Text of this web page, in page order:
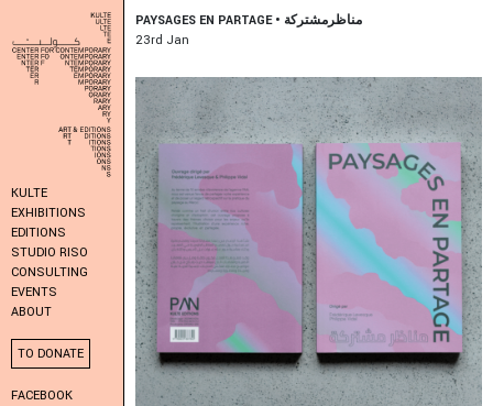
KULTE
EXHIBITIONS
EDITIONS
STUDIO RISO
CONSULTING
EVENTS
ABOUT
TO DONATE
FACEBOOK
PAYSAGES EN PARTAGE • مناظرمشتركة
23Rd Jan